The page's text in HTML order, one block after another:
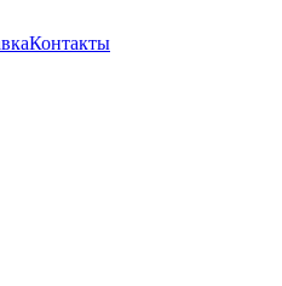
Контакты